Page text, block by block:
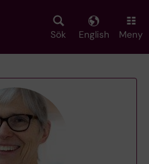
Sök English Meny